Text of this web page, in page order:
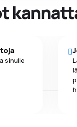
sinulle